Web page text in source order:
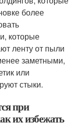
более
которые
ленту от пыли
заметными,
или
стыки.
при
их избежать